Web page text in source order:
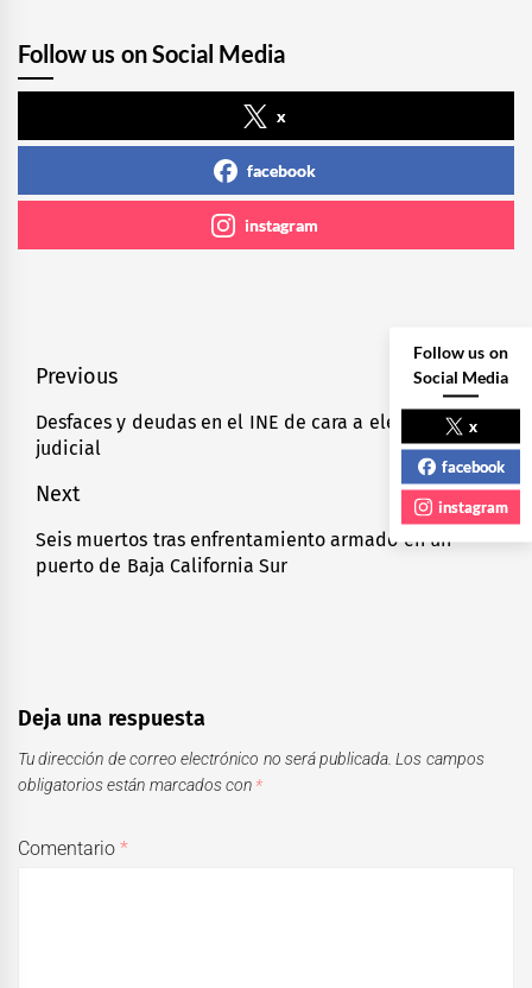
Follow us on Social Media
x
facebook
instagram
Navegación
de
entradas
Previous
Previous
post:
Desfaces y deudas en el INE de cara a elección
judicial
Next
Next
post:
Seis muertos tras enfrentamiento armado en un
puerto de Baja California Sur
Deja una respuesta
Tu dirección de correo electrónico no será publicada. Los campos
obligatorios están marcados con *
Comentario*
Follow us on
Social Media
x
facebook
instagram